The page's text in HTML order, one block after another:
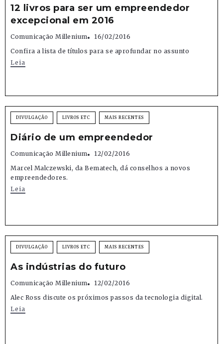
12 livros para ser um empreendedor
excepcional em 2016
Comunicação Millenium
16/02/2016
Confira a lista de títulos para se aprofundar no assunto
Leia
DIVULGAÇÃO LIVROS ETC MAIS RECENTES
Diário de um empreendedor
Comunicação Millenium
12/02/2016
Marcel Malczewski, da Bematech, dá conselhos a novos
empreendedores.
Leia
DIVULGAÇÃO LIVROS ETC MAIS RECENTES
As indústrias do futuro
Comunicação Millenium
12/02/2016
Alec Ross discute os próximos passos da tecnologia digital.
Leia